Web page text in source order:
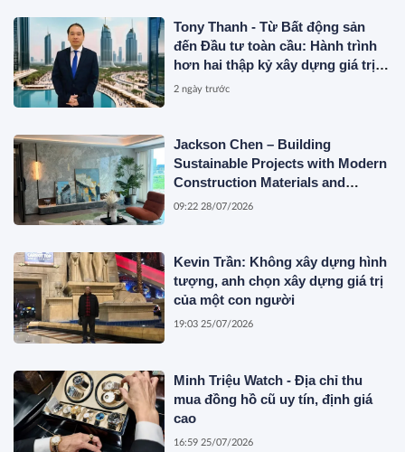
Tony Thanh - Từ Bất động sản
đến Đầu tư toàn cầu: Hành trình
hơn hai thập kỷ xây dựng giá trị
của một doanh nhân Việt tại Úc
2 ngày trước
Jackson Chen – Building
Sustainable Projects with Modern
Construction Materials and
Innovative Container Solutions
09:22 28/07/2026
Kevin Trần: Không xây dựng hình
tượng, anh chọn xây dựng giá trị
của một con người
19:03 25/07/2026
Minh Triệu Watch - Địa chỉ thu
mua đồng hồ cũ uy tín, định giá
cao
16:59 25/07/2026